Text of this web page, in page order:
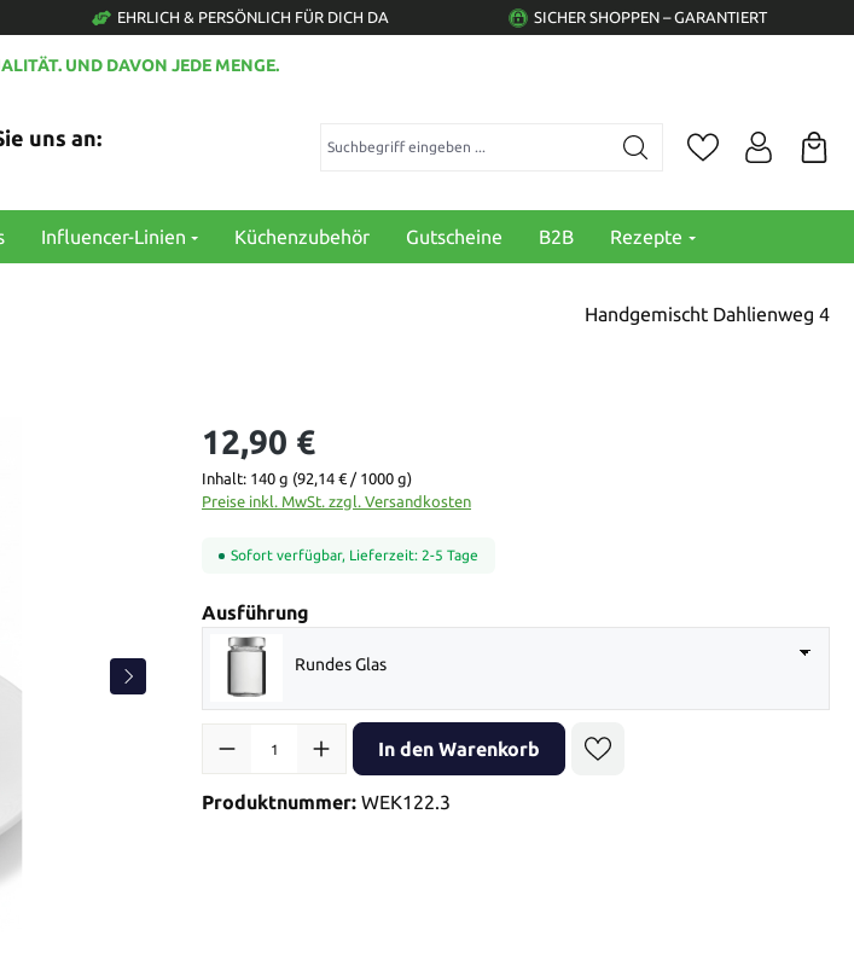
EHRLICH & PERSÖNLICH FÜR DICH DA SICHER SHOPPEN – GARANTIERT
UND DAVON JEDE MENGE.
uns an: Suchbegriff eingeben ...
Influencer-Linien Küchenzubehör Gutscheine B2B Rezepte
Handgemischt Dahlienweg 4
12,90 €
Inhalt: 140 g (92,14 € / 1000 g)
Preise inkl. MwSt. zzgl. Versandkosten
Sofort verfügbar, Lieferzeit: 2-5 Tage
Ausführung
Rundes Glas
Produkt Anzahl: Gib den gewünschten Wert ein oder benutze die
In den Warenkorb
Produktnummer: WEK122.3